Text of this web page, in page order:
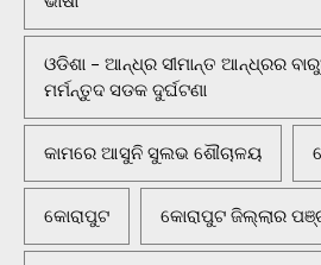
ଓଡିଶା - ଆନ୍ଧ୍ର ସୀମାନ୍ତ ଆନ୍ଧ୍ରର
ମର୍ମନ୍ତୁଦ ସଡକ ଦୁର୍ଘଟଣା
କାମରେ ଆସୁନି ସୁଲଭ ଶୌଚାଳୟ
କୋରାପୁଟ କୋରାପୁଟ ଜିଲ୍ଲାର